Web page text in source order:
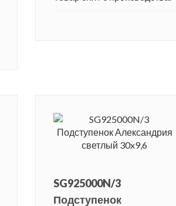
SG925000N/3
Подступенок